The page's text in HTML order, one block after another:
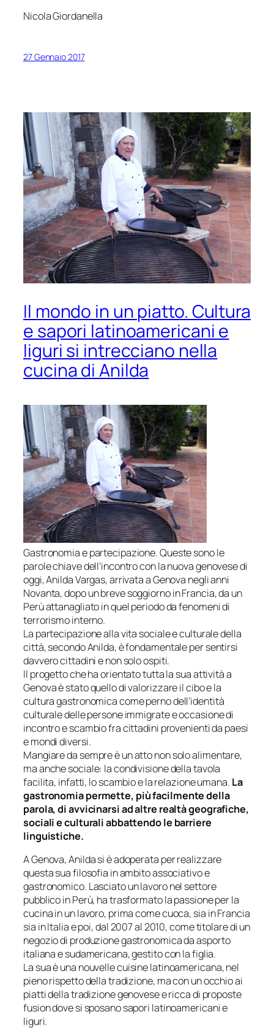
Nicola Giordanella
27 Gennaio 2017
Il mondo in un piatto. Cultura
e sapori latinoamericani e
liguri si intrecciano nella
cucina di Anilda
Gastronomia e partecipazione. Queste sono le
parole chiave dell’incontro con la nuova genovese di
oggi, Anilda Vargas, arrivata a Genova negli anni
Novanta, dopo un breve soggiorno in Francia, da un
Perù attanagliato in quel periodo da fenomeni di
terrorismo interno.
La partecipazione alla vita sociale e culturale della
città, secondo Anilda, è fondamentale per sentirsi
davvero cittadini e non solo ospiti.
Il progetto che ha orientato tutta la sua attività a
Genova è stato quello di valorizzare il cibo e la
cultura gastronomica come perno dell’identità
culturale delle persone immigrate e occasione di
incontro e scambio fra cittadini provenienti da paesi
e mondi diversi.
Mangiare da sempre è un atto non solo alimentare,
ma anche sociale: la condivisione della tavola
facilita, infatti, lo scambio e la relazione umana. La
gastronomia permette, più facilmente della
parola, di avvicinarsi ad altre realtà geografiche,
sociali e culturali abbattendo le barriere
linguistiche.
A Genova, Anilda si è adoperata per realizzare
questa sua filosofia in ambito associativo e
gastronomico. Lasciato un lavoro nel settore
pubblico in Perù, ha trasformato la passione per la
cucina in un lavoro, prima come cuoca, sia in Francia
sia in Italia e poi, dal 2007 al 2010, come titolare di un
negozio di produzione gastronomica da asporto
italiana e sudamericana, gestito con la figlia.
La sua è una nouvelle cuisinelatinoamericana, nel
pieno rispetto della tradizione, ma con un occhio ai
piatti della tradizione genovese e ricca di proposte
fusion dove si sposano sapori latinoamericani e
liguri.